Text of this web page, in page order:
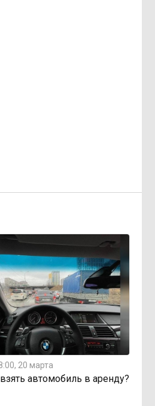
20 марта
автомобиль в аренду?